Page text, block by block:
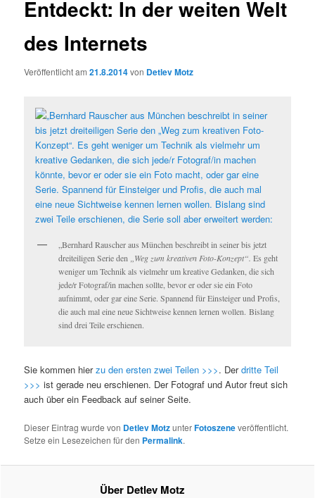
Entdeckt: In der weiten Welt
des Internets
Veröffentlicht am21.8.2014von Detlev Motz
„Bernhard Rauscher aus München beschreibt in seiner bis jetzt
dreiteiligen Serie den „Weg zum kreativen Foto-Konzept“. Es geht
weniger um Technik als vielmehr um kreative Gedanken, die sich
jede/r Fotograf/in machen sollte, bevor er oder sie ein Foto
aufnimmt, oder gar eine Serie. Spannend für Einsteiger und Profis,
die auch mal eine neue Sichtweise kennen lernen wollen. Bislang
sind drei Teile erschienen.
Sie kommen hierzu den ersten zwei Teilen >>>. Derdritte Teil
>>> ist gerade neu erschienen. Der Fotograf und Autor freut sich
auch über ein Feedback auf seiner Seite.
Dieser Eintrag wurde von Detlev MotzunterFotoszeneveröffentlicht.
Setze ein Lesezeichen für den Permalink.
Über Detlev Motz